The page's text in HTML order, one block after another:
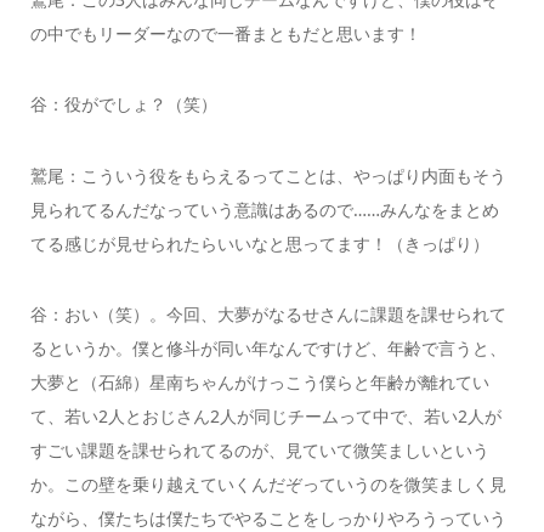
の中でもリーダーなので一番まともだと思います！
谷：役がでしょ？（笑）
鷲尾：こういう役をもらえるってことは、やっぱり内面もそう
見られてるんだなっていう意識はあるので……みんなをまとめ
てる感じが見せられたらいいなと思ってます！（きっぱり）
谷：おい（笑）。今回、大夢がなるせさんに課題を課せられて
るというか。僕と修斗が同い年なんですけど、年齢で言うと、
大夢と（石綿）星南ちゃんがけっこう僕らと年齢が離れてい
て、若い2人とおじさん2人が同じチームって中で、若い2人が
すごい課題を課せられてるのが、見ていて微笑ましいという
か。この壁を乗り越えていくんだぞっていうのを微笑ましく見
ながら、僕たちは僕たちでやることをしっかりやろうっていう